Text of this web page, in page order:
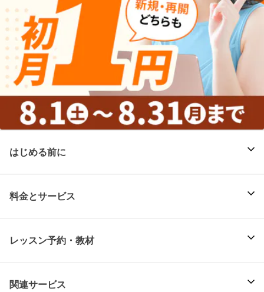
はじめる前に
料金とサービス
レッスン予約・教材
関連サービス